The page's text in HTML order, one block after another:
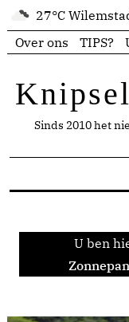
27°C
Over ons
TIPS?
Sinds 2010 het
U ben